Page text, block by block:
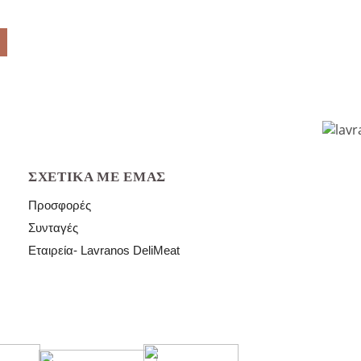
ΣΧΕΤΙΚΆ ΜΕ ΕΜΆΣ
Προσφορές
Συνταγές
Εταιρεία- Lavranos DeliMeat